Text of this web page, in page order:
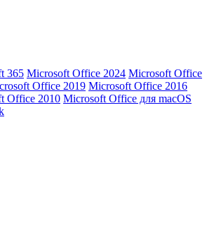
365 Microsoft Office 2024 Microsoft Office
Office 2019 Microsoft Office 2016
Office 2010 Microsoft Office для macOS